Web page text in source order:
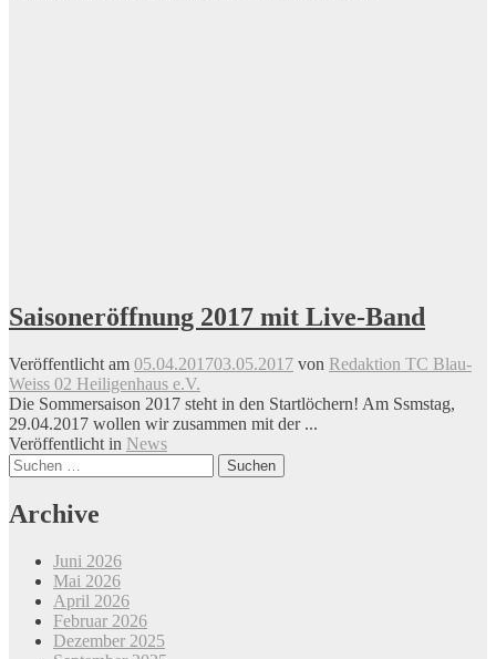
Saisoneröffnung 2017 mit Live-Band
Veröffentlicht am 05.04.201703.05.2017 von Redaktion TC Blau-
Weiss 02 Heiligenhaus e.V.
Die Sommersaison 2017 steht in den Startlöchern! Am Ssmstag,
29.04.2017 wollen wir zusammen mit der ...
Veröffentlicht in News
Beitrags-
Navigation
Suchen
nach:
Archive
Juni 2026
Mai 2026
April 2026
Februar 2026
Dezember 2025